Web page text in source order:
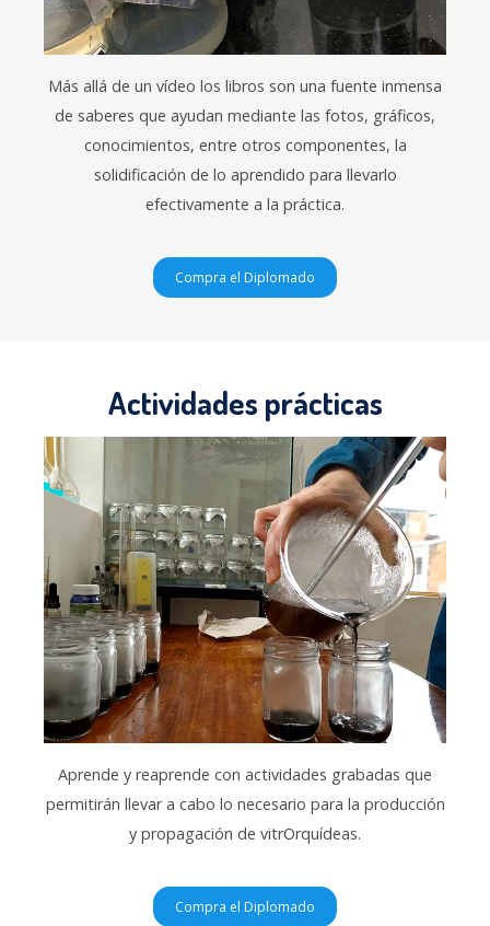
Más allá de un vídeo los libros son una fuente inmensa
de saberes que ayudan mediante las fotos, gráficos,
conocimientos, entre otros componentes, la
solidificación de lo aprendido para llevarlo
efectivamente a la práctica.
Compra el Diplomado
Actividades prácticas
Aprende y reaprende con actividades grabadas que
permitirán llevar a cabo lo necesario para la producción
y propagación de vitrOrquídeas.
Compra el Diplomado